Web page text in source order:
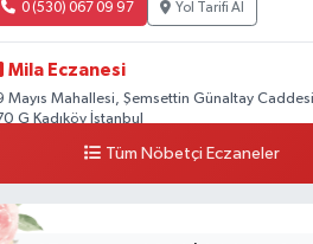
0 (530) 067 09 97 Yol Tarifi Al
Mila Eczanesi
Mayıs Mahallesi, Şemsettin Günaltay
G Kadıköy İstanbul
0 (216) 514 23 73 Yol Tarifi Al
Yenişehir Premium Eczanesi
Tüm Nöbetçi Eczaneler